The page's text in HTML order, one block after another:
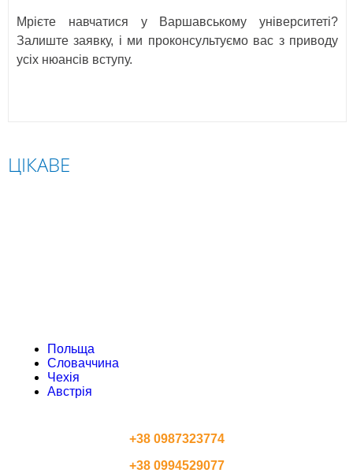
Мрієте навчатися у Варшавському університеті?
Залиште заявку, і ми проконсультуємо вас з приводу
усіх нюансів вступу.
ЦІКАВЕ
Польща
Словаччина
Чехія
Австрія
+38 0987323774
+38 0994529077